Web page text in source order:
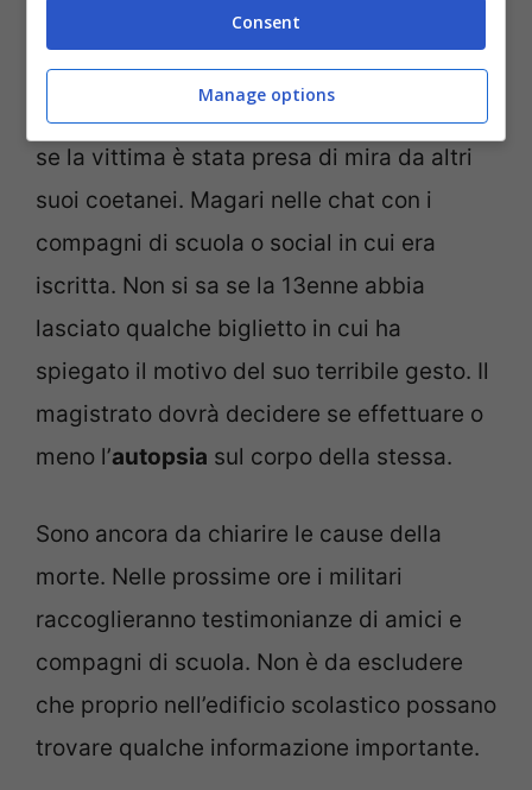
Carabinieri (Ansa Foto)
Adesso gli inquirenti cercheranno di capire
se la vittima è stata presa di mira da altri
suoi coetanei. Magari nelle chat con i
compagni di scuola o social in cui era
iscritta. Non si sa se la 13enne abbia
lasciato qualche biglietto in cui ha
spiegato il motivo del suo terribile gesto. Il
magistrato dovrà decidere se effettuare o
meno l’autopsia sul corpo della stessa.
Sono ancora da chiarire le cause della
morte. Nelle prossime ore i militari
raccoglieranno testimonianze di amici e
compagni di scuola. Non è da escludere
che proprio nell’edificio scolastico possano
trovare qualche informazione importante.
Consent
Manage options